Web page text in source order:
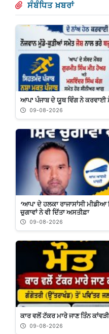
ਸੰਬੰਧਿਤ ਖ਼ਬਰਾਂ
ਆਪ' ਪੰਜਾਬ ਦੇ ਯੂਥ ਵਿੰਗ ਨੇ ਕਰਵਾਈ
09-08-2026
‘ਆਪ’ ਦੇ ਹਲਕਾ ਰਾਜਾਸਾਂਸੀ
ਚੁਗਾਵਾਂ ਨੇ ਵੀ ਦਿੱਤਾ ਅਸਤੀਫ਼ਾ
09-08-2026
ਕਾਰ ਵਲੋਂ ਟੱਕਰ ਮਾਰੇ ਜਾਣ ਤਿੰਨ
09-08-2026